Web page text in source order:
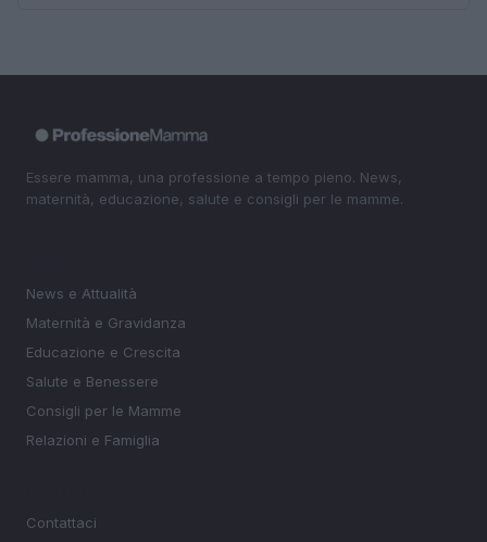
Essere mamma, una professione a tempo pieno. News,
maternità, educazione, salute e consigli per le mamme.
News e Attualità
Maternità e Gravidanza
Educazione e Crescita
Salute e Benessere
Consigli per le Mamme
Relazioni e Famiglia
Contattaci